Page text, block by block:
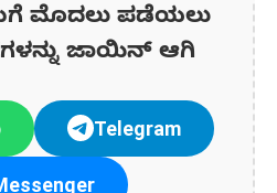
ಮೊದಲು ಪಡೆಯಲು
ಜಾಯಿನ್ ಆಗಿ
Telegram